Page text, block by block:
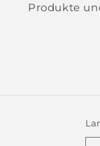
Produkte